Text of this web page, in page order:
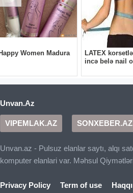
Unvan.Az
VIPEMLAK.AZ SONXEBER.AZ
Unvan.az - Pulsuz elanlar saytı, alqı
komputer elanlari var. Məhsul
Privacy Policy Term of use